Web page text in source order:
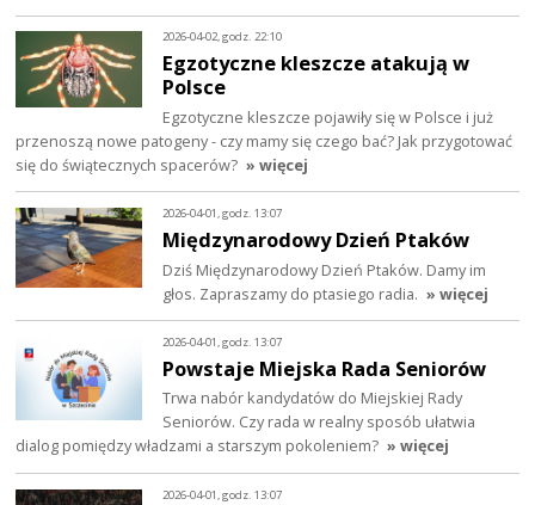
2026-04-02, godz. 22:10
Egzotyczne kleszcze atakują w
Polsce
Egzotyczne kleszcze pojawiły się w Polsce i już
przenoszą nowe patogeny - czy mamy się czego bać? Jak przygotować
się do świątecznych spacerów? » więcej
2026-04-01, godz. 13:07
Międzynarodowy Dzień Ptaków
Dziś Międzynarodowy Dzień Ptaków. Damy im
głos. Zapraszamy do ptasiego radia. » więcej
2026-04-01, godz. 13:07
Powstaje Miejska Rada Seniorów
Trwa nabór kandydatów do Miejskiej Rady
Seniorów. Czy rada w realny sposób ułatwia
dialog pomiędzy władzami a starszym pokoleniem? » więcej
2026-04-01, godz. 13:07